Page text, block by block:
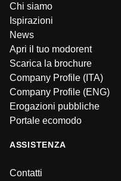
Chi siamo
Ispirazioni
News
Apri il tuo modorent
Scarica la brochure
Company Profile (ITA)
Company Profile (ENG)
Erogazioni pubbliche
Portale ecomodo
ASSISTENZA
Contatti